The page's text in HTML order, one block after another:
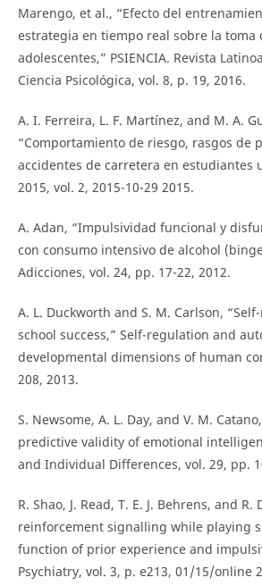
Marengo, et al., “Efecto del
estrategia en tiempo real sobre la toma
adolescentes,” PSIENCIA. Revista
Ciencia Psicológica, vol. 8, p. 19, 2016.
A. I. Ferreira, L. F. Martínez, and M. A.
“Comportamiento de riesgo, rasgos de
accidentes de carretera en estudiantes
2015, vol. 2, 2015-10-29 2015.
A. Adan, “Impulsividad funcional y
con consumo intensivo de alcohol
Adicciones, vol. 24, pp. 17-22, 2012.
A. L. Duckworth and S. M. Carlson,
school success,” Self-regulation and
developmental dimensions of human
208, 2013.
S. Newsome, A. L. Day, and V. M.
predictive validity of emotional
and Individual Differences, vol. 29, pp.
R. Shao, J. Read, T. E. J. Behrens, and
reinforcement signalling while playing
function of prior experience and
Psychiatry, vol. 3, p. e213, 01/15/online